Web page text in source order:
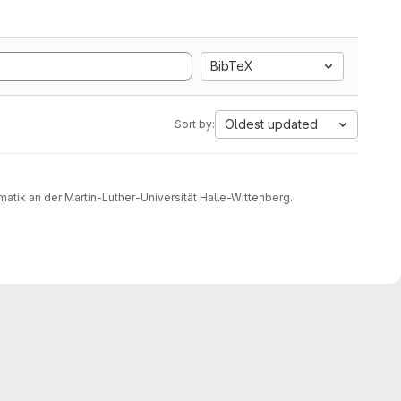
BibTeX
Sort by: Oldest updated
an der Martin-Luther-Universität Halle-Wittenberg.